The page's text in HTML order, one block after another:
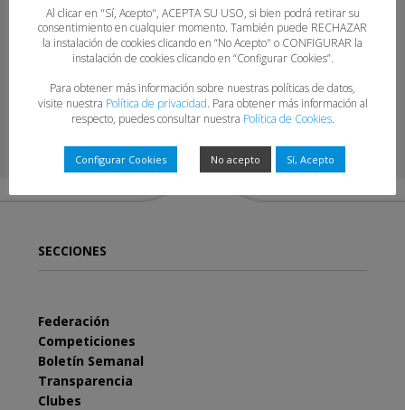
ENTRE PLAYA-5
SECCIONES
Federación
Competiciones
Boletín Semanal
Transparencia
Clubes
Al clicar en "Sí, Acepto", ACEPTA SU USO, si bien podrá retirar su
consentimiento en cualquier momento. También puede RECHAZAR
la instalación de cookies clicando en “No Acepto" o CONFIGURAR la
instalación de cookies clicando en “Configurar Cookies”.
Para obtener más información sobre nuestras políticas de datos,
visite nuestra Política de privacidad. Para obtener más información al
respecto, puedes consultar nuestra Política de Cookies.
Configurar Cookies No acepto Sí, Acepto